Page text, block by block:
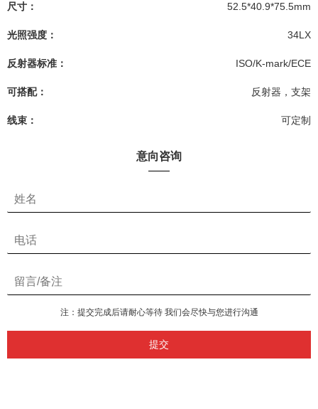
尺寸： 52.5*40.9*75.5mm
光照强度： 34LX
反射器标准： ISO/K-mark/ECE
可搭配： 反射器，支架
线束： 可定制
意向咨询
提交
注：提交完成后请耐心等待 我们会尽快与您进行沟通